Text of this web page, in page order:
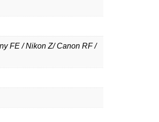
FE / Nikon Z/ Canon RF /